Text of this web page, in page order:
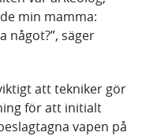
min mamma:
något?”, säger
att tekniker gör
för att initialt
vapen på